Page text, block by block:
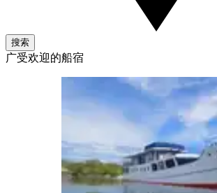
搜索
广受欢迎的船宿